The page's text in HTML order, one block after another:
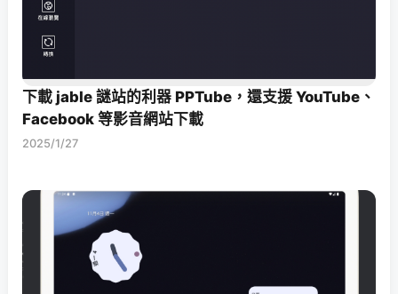
下載 jable 謎站的利器 PPTube，還支援 YouTube、
Facebook 等影音網站下載
2025/1/27